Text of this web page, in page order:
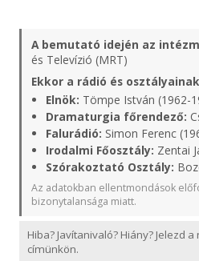
A bemutató idején az
és Televízió (MRT)
Ekkor a rádió és
Elnök: Tömpe István (1962-
Dramaturgia főrendező:
Falurádió: Simon Ferenc
Irodalmi Főosztály: Zentai
Szórakoztató Osztály:
Az adatokban ellentmondások
bizonytalansága miatt.
Hiba? Javítanivaló? Hiány? Jelezd
címünkön.